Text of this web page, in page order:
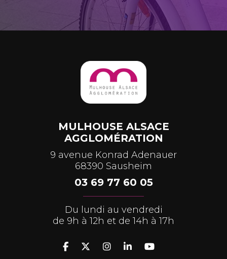
MULHOUSE ALSACE
AGGLOMÉRATION
9 avenue Konrad Adenauer
68390 Sausheim
03 69 77 60 05
Du lundi au vendredi
de 9h à 12h et de 14h à 17h